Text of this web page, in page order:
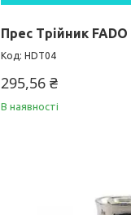
Прес Трійник FADO
HDT04
295,56 ₴
В наявності